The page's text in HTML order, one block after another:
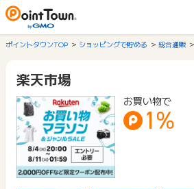
ポイントタウンTOP ショッピングで貯める 総合通販
楽天市場
お買い物で
1%